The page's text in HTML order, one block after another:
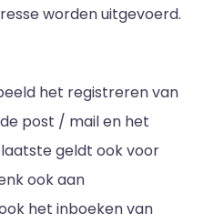
worden uitgevoerd.
het registreren van
post / mail en het
geldt ook voor
ook aan
het inboeken van